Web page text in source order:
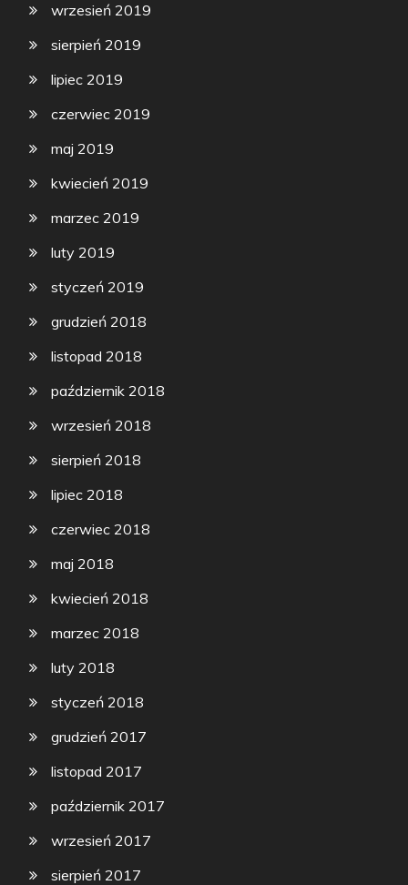
wrzesień 2019
sierpień 2019
lipiec 2019
czerwiec 2019
maj 2019
kwiecień 2019
marzec 2019
luty 2019
styczeń 2019
grudzień 2018
listopad 2018
październik 2018
wrzesień 2018
sierpień 2018
lipiec 2018
czerwiec 2018
maj 2018
kwiecień 2018
marzec 2018
luty 2018
styczeń 2018
grudzień 2017
listopad 2017
październik 2017
wrzesień 2017
sierpień 2017